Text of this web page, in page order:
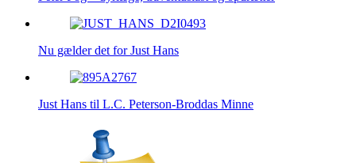
Nu gælder det for Just Hans
Just Hans til L.C. Peterson-Broddas Minne